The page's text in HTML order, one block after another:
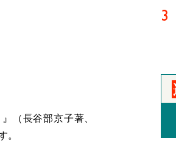
（長谷部京子著、
。